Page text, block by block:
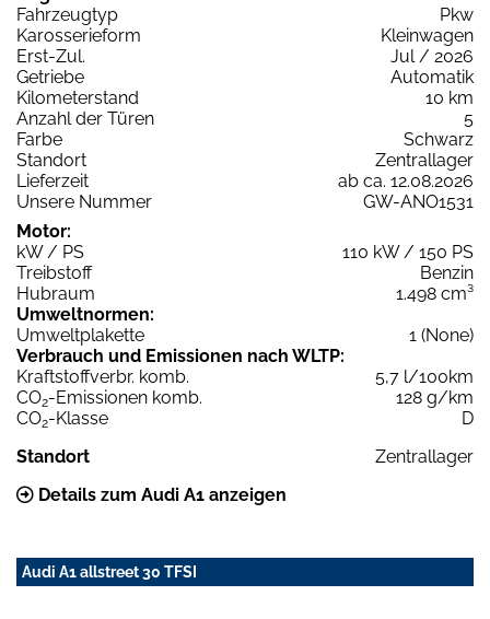
Fahrzeugtyp
Pkw
Karosserieform
Kleinwagen
Erst-Zul.
Jul / 2026
Getriebe
Automatik
Kilometerstand
10 km
Anzahl der Türen
5
Farbe
Schwarz
Standort
Zentrallager
Lieferzeit
ab ca. 12.08.2026
Unsere Nummer
GW-ANO1531
Motor:
kW / PS
110 kW / 150 PS
Treibstoff
Benzin
Hubraum
1.498 cm³
Umweltnormen:
Umweltplakette
1 (None)
Verbrauch und Emissionen nach WLTP:
Kraftstoffverbr. komb.
5,7 l/100km
CO2-Emissionen komb.
128 g/km
CO2-Klasse
D
Standort
Zentrallager
Details zum Audi A1 anzeigen
Audi A1 allstreet 30 TFSI